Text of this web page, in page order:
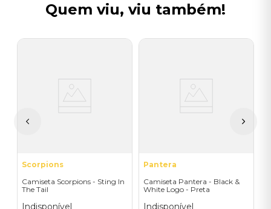
Quem viu, viu também!
Scorpions
Camiseta Scorpions - Sting In
The Tail
Indisponível
Pantera
Camiseta Pantera - Black &
White Logo - Preta
Indisponível